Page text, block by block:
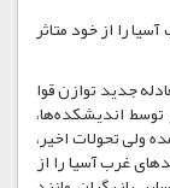
را از خود متاثر
جدید توازن قوا
اندیشکده‌ها،
ولی تحولات اخیر،
غرب آسیا را از